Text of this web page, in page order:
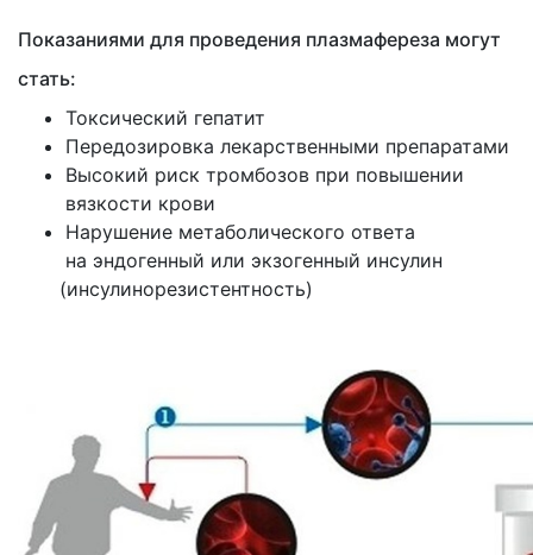
Показаниями для проведения плазмафереза могут
стать:
Токсический гепатит
Передозировка лекарственными препаратами
Высокий риск тромбозов при повышении
вязкости крови
Нарушение метаболического ответа
на эндогенный или экзогенный инсулин
(инсулинорезистентность)